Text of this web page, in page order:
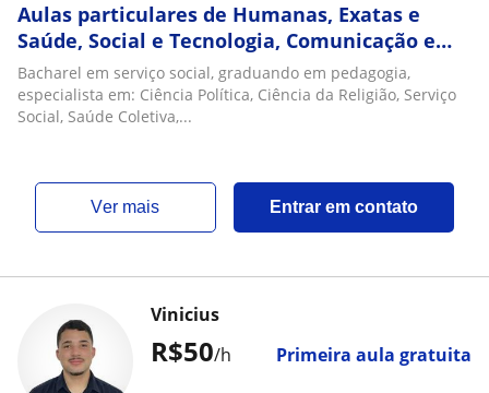
Aulas particulares de Humanas, Exatas e
Saúde, Social e Tecnologia, Comunicação e
Relações
Bacharel em serviço social, graduando em pedagogia,
especialista em: Ciência Política, Ciência da Religião, Serviço
Social, Saúde Coletiva,...
ver mais Entrar em contato
R$50/h Primeira aula gratuita
Vinicius